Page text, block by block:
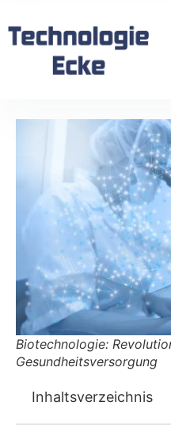
Biotechnologie:
Gesundheitsversorgung
Inhaltsverzeichnis